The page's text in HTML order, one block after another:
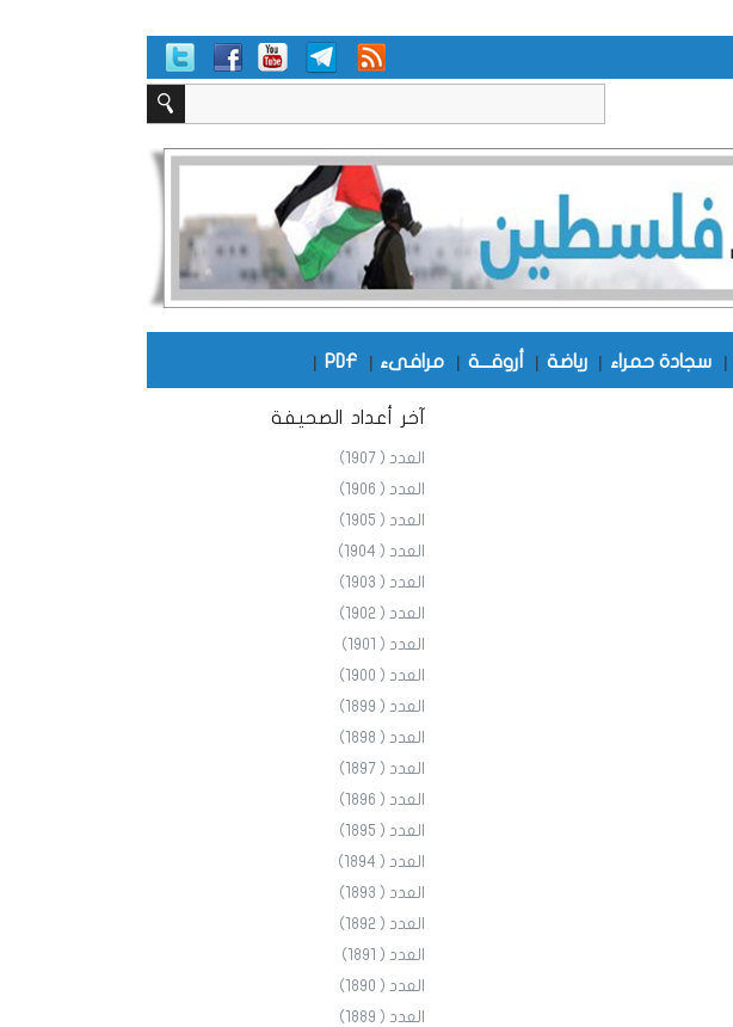
| سجادة حمراء | رياضة | أروقـــة | مرافىء |
PDF
|
آخر أعداد الصحيفة
العدد ( 1907)
العدد ( 1906)
العدد ( 1905)
العدد ( 1904)
العدد ( 1903)
العدد ( 1902)
العدد ( 1901)
العدد ( 1900)
العدد ( 1899)
العدد ( 1898)
العدد ( 1897)
العدد ( 1896)
العدد ( 1895)
العدد ( 1894)
العدد ( 1893)
العدد ( 1892)
العدد ( 1891)
العدد ( 1890)
العدد ( 1889)